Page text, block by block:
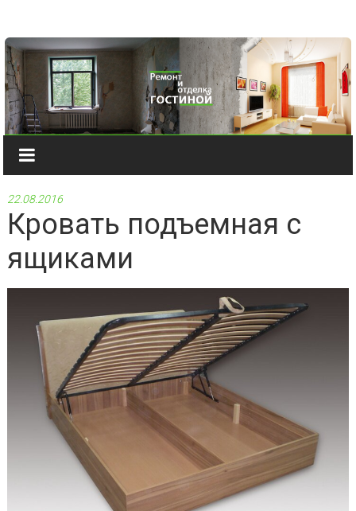
22.08.2016
Кровать подъемная с
ящиками